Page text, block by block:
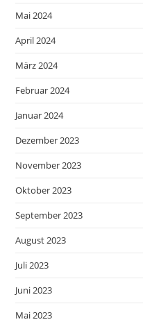
Mai 2024
April 2024
März 2024
Februar 2024
Januar 2024
Dezember 2023
November 2023
Oktober 2023
September 2023
August 2023
Juli 2023
Juni 2023
Mai 2023